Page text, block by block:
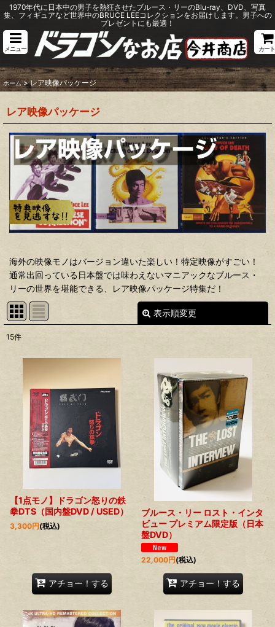
1970年代に日本中の男子を熱狂させたブルース・リーのBlu-ray、DVD、写真
集、フィギュアなど世界中のBRUCE LEEコレクションをお届けします。男子への
プレゼントにも最適！
メニュー カート
ホーム > レア映像パッケージ
レア映像パッケージ
海外の映像モノはバージョン違いた楽しい！特定映像がすごい！
通常出回っている日本盤では味わえないマニアックなブルース・
リーの世界を堪能できる、レア映像パッケージ特集だ！
表示順変更
15件
【1点モノ】ドラゴン怒りの鉄
拳DTS（国内盤DVD / USED）
3,300円(税込)
アチョー！する
ブルース・リー ロスト・インタ
ビュー プレミアム限定版（日本
盤DVD）
22,000円(税込)
アチョー！する